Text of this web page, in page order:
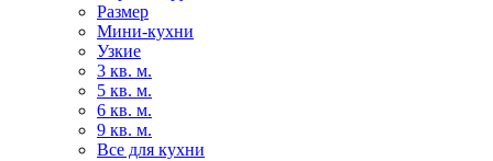
Размер
Мини-кухни
Узкие
3 кв. м.
5 кв. м.
6 кв. м.
9 кв. м.
Все для кухни